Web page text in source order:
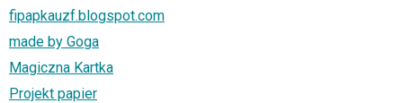
fipapkauzf.blogspot.com
made by Goga
Magiczna Kartka
Projekt papier